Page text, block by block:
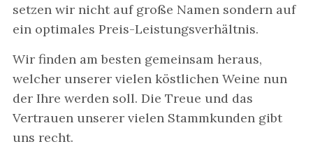
setzen wir nicht auf große Namen sondern auf
ein optimales Preis-Leistungsverhältnis.
Wir finden am besten gemeinsam heraus,
welcher unserer vielen köstlichen Weine nun
der Ihre werden soll. Die Treue und das
Vertrauen unserer vielen Stammkunden gibt
uns recht.